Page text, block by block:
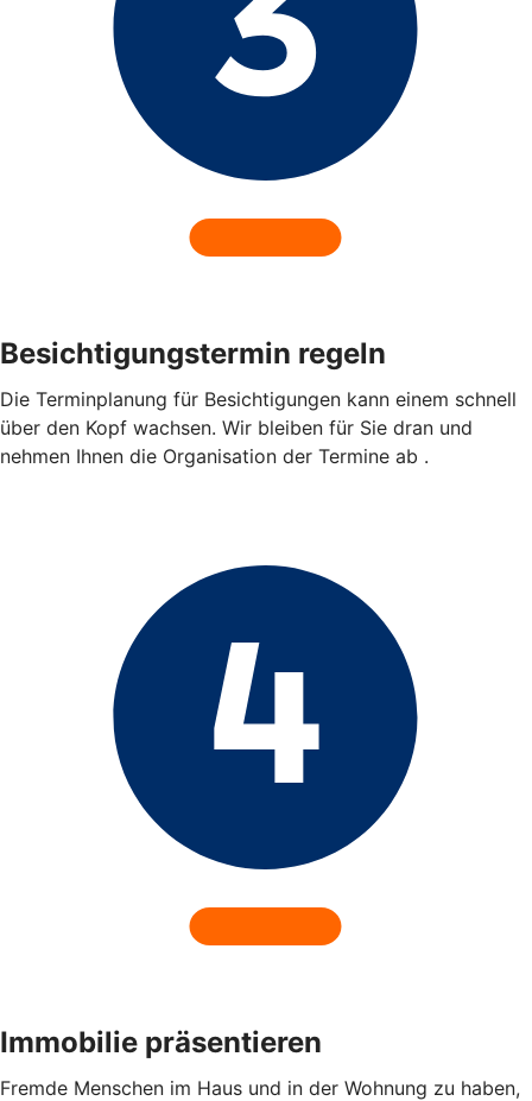
Besichtigungstermin regeln
Die Terminplanung für Besichtigungen kann einem schnell
über den Kopf wachsen. Wir bleiben für Sie dran und
nehmen Ihnen die Organisation der Termine ab .
Immobilie präsentieren
Fremde Menschen im Haus und in der Wohnung zu haben,